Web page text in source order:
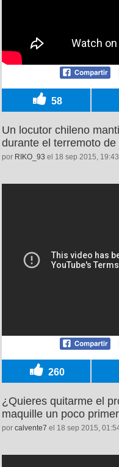
58
Un locutor chileno
durante el terremoto de
por RIKO_93 el 18 sep 2015, 19:43
260
¿Quieres quitarme el
maquille un poco
por calvente7 el 18 sep 2015,